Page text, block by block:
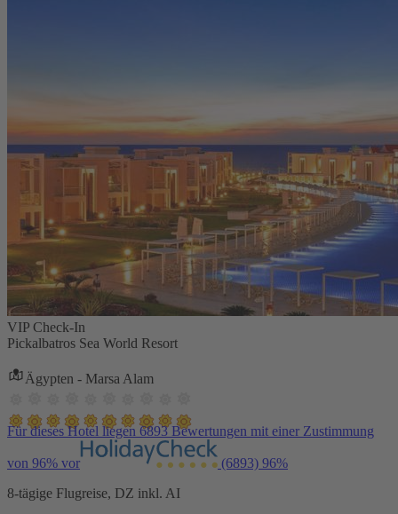
VIP Check-In
Pickalbatros Sea World Resort
Ägypten - Marsa Alam
Für dieses Hotel liegen 6893 Bewertungen mit einer Zustimmung
von 96% vor (6893) 96%
8-tägige Flugreise, DZ inkl. AI